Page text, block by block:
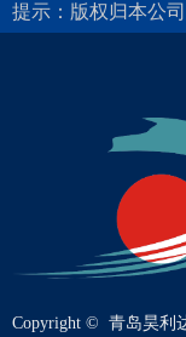
Copyright © 青岛昊利
提示：版权归本公